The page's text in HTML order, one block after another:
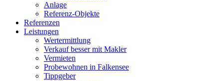
Anlage
Referenz-Objekte
Referenzen
Leistungen
Wertermittlung
Verkauf besser mit Makler
Vermieten
Probewohnen in Falkensee
Tippgeber